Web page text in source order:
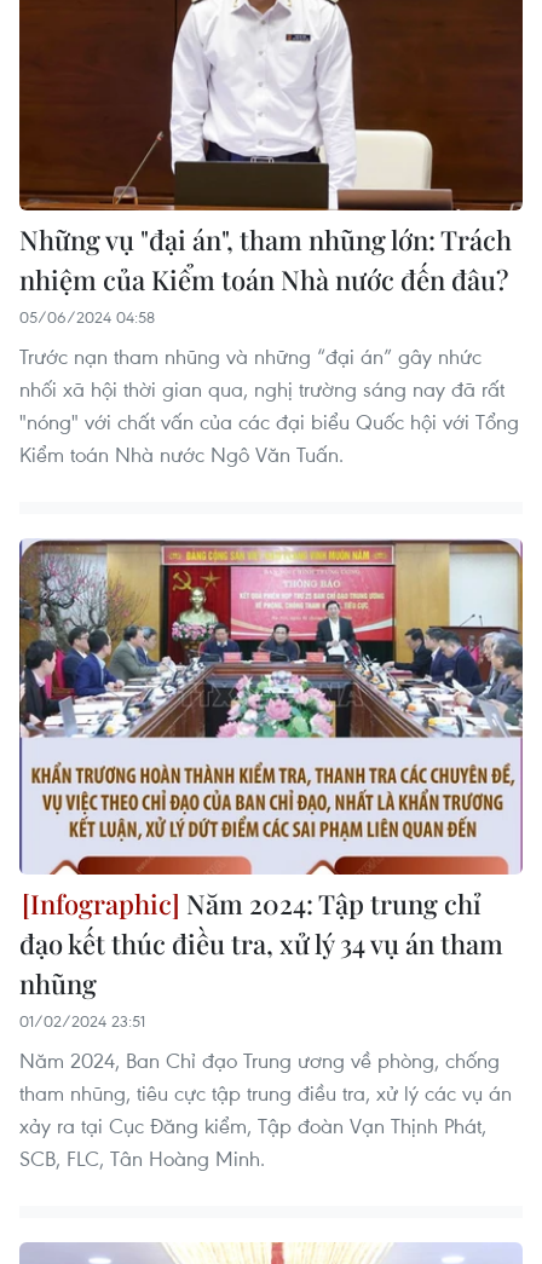
Những vụ "đại án", tham nhũng lớn: Trách
nhiệm của Kiểm toán Nhà nước đến đâu?
05/06/2024 04:58
Trước nạn tham nhũng và những “đại án” gây nhức
nhối xã hội thời gian qua, nghị trường sáng nay đã rất
"nóng" với chất vấn của các đại biểu Quốc hội với Tổng
Kiểm toán Nhà nước Ngô Văn Tuấn.
Năm 2024: Tập trung chỉ
đạo kết thúc điều tra, xử lý 34 vụ án tham
nhũng
01/02/2024 23:51
Năm 2024, Ban Chỉ đạo Trung ương về phòng, chống
tham nhũng, tiêu cực tập trung điều tra, xử lý các vụ án
xảy ra tại Cục Đăng kiểm, Tập đoàn Vạn Thịnh Phát,
SCB, FLC, Tân Hoàng Minh.